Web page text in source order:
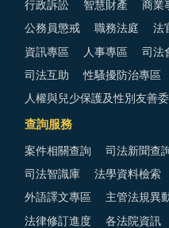
行政訴訟 智慧財產 商業
公務員懲戒 職務法庭 法
資訊專區 人事專區 司法
司法互助 性騷擾防治專區
人權與兒少保護及性別友善
查詢服務
案件相關查詢 司法新聞查
司法智識庫 法學資料檢索
外語譯文專區 主管法規異
法律修訂進度 各法院資訊